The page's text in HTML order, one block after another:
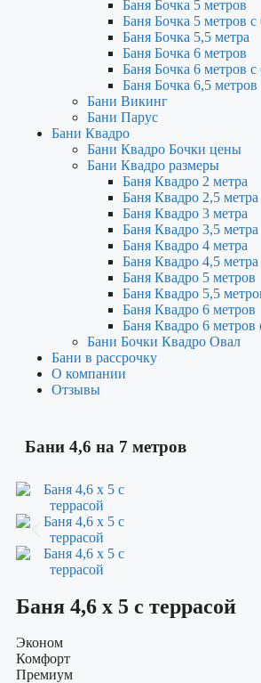
Баня Бочка 5 метров
Баня Бочка 5 метров
Баня Бочка 5,5 метра
Баня Бочка 6 метров
Баня Бочка 6 метров
Баня Бочка 6,5 метров
Бани Викинг
Бани Парус
Бани Квадро
Бани Квадро Бочки цены
Бани Квадро размеры
Баня Квадро 2 метра
Баня Квадро 2,5 метра
Баня Квадро 3 метра
Баня Квадро 3,5 метра
Баня Квадро 4 метра
Баня Квадро 4,5 метра
Баня Квадро 5 метров
Баня Квадро 5,5
Баня Квадро 6 метров
Баня Квадро 6
Бани Бочки Квадро Овал
Бани в рассрочку
О компании
Отзывы
Бани 4,6 на 7 метров
Баня 4,6 х 5 с террасой
Эконом
Комфорт
Премиум